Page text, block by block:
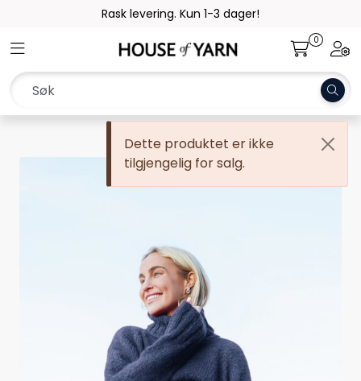
Skip to main contentRask levering. Kun 1-3 dager!
Toggle navigation 0
Dette produktet er ikke
tilgjengelig for salg.
Oppskrifter
Kolleksjoner